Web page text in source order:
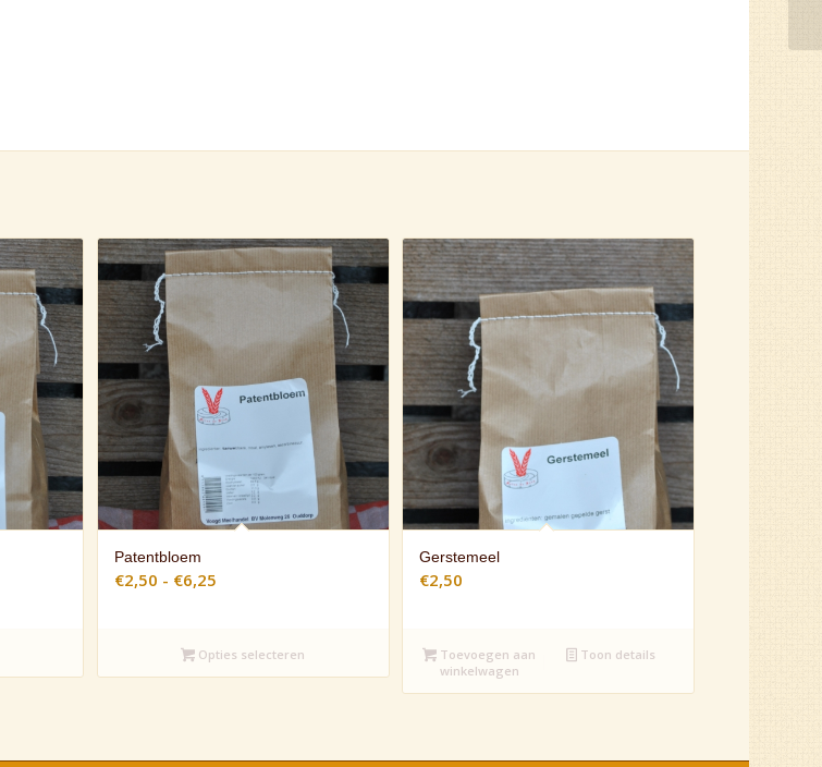
Patentbloem
€2,50 - €6,25Prijsklasse:
€6,25
Opties selecteren
Gerstemeel
€2,50
Toevoegen aan
winkelwagen
Toon details